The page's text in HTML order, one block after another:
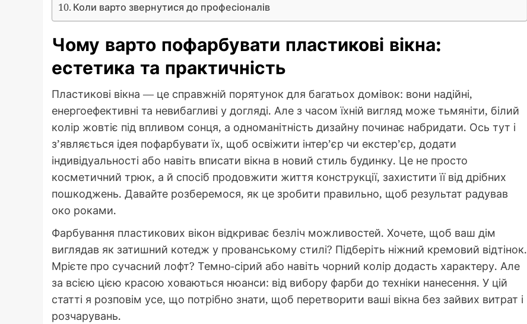
Коли варто звернутися до професіоналів
Чому варто пофарбувати пластикові вікна:
естетика та практичність
Пластикові вікна — це справжній порятунок для багатьох домівок: вони надійні,
енергоефективні та невибагливі у догляді. Але з часом їхній вигляд може тьмяніти, білий
колір жовтіє під впливом сонця, а одноманітність дизайну починає набридати. Ось тут і
з’являється ідея пофарбувати їх, щоб освіжити інтер’єр чи екстер’єр, додати
індивідуальності або навіть вписати вікна в новий стиль будинку. Це не просто
косметичний трюк, а й спосіб продовжити життя конструкції, захистити її від дрібних
пошкоджень. Давайте розберемося, як це зробити правильно, щоб результат радував
око роками.
Фарбування пластикових вікон відкриває безліч можливостей. Хочете, щоб ваш дім
виглядав як затишний котедж у прованському стилі? Підберіть ніжний кремовий відтінок.
Мрієте про сучасний лофт? Темно-сірий або навіть чорний колір додасть характеру. Але
за всією цією красою ховаються нюанси: від вибору фарби до техніки нанесення. У цій
статті я розповім усе, що потрібно знати, щоб перетворити ваші вікна без зайвих витрат і
розчарувань.